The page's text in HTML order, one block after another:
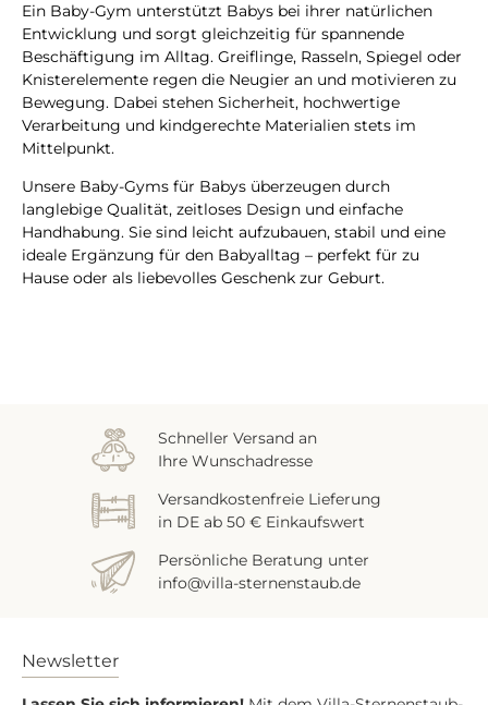
Ein Baby-Gym unterstützt Babys bei ihrer natürlichen
Entwicklung und sorgt gleichzeitig für spannende
Beschäftigung im Alltag. Greiflinge, Rasseln, Spiegel oder
Knisterelemente regen die Neugier an und motivieren zu
Bewegung. Dabei stehen Sicherheit, hochwertige
Verarbeitung und kindgerechte Materialien stets im
Mittelpunkt.
Unsere Baby-Gyms für Babys überzeugen durch
langlebige Qualität, zeitloses Design und einfache
Handhabung. Sie sind leicht aufzubauen, stabil und eine
ideale Ergänzung für den Babyalltag – perfekt für zu
Hause oder als liebevolles Geschenk zur Geburt.
Schneller Versand an
Ihre Wunschadresse
Versandkostenfreie Lieferung
in DE ab 50 € Einkaufswert
Persönliche Beratung unter
info@villa-sternenstaub.de
Newsletter